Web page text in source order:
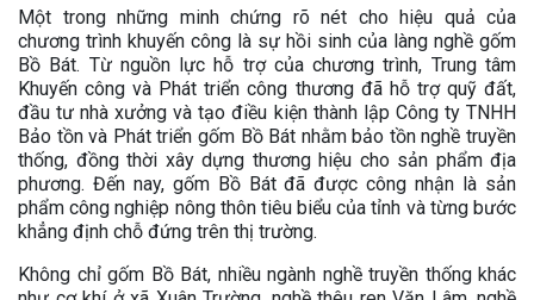
Một trong những minh chứng rõ nét cho hiệu quả của
chương trình khuyến công là sự hồi sinh của làng nghề gốm
Bồ Bát. Từ nguồn lực hỗ trợ của chương trình, Trung tâm
Khuyến công và Phát triển công thương đã hỗ trợ quỹ đất,
đầu tư nhà xưởng và tạo điều kiện thành lập Công ty TNHH
Bảo tồn và Phát triển gốm Bồ Bát nhằm bảo tồn nghề truyền
thống, đồng thời xây dựng thương hiệu cho sản phẩm địa
phương. Đến nay, gốm Bồ Bát đã được công nhận là sản
phẩm công nghiệp nông thôn tiêu biểu của tỉnh và từng bước
khẳng định chỗ đứng trên thị trường.
Không chỉ gốm Bồ Bát, nhiều ngành nghề truyền thống khác